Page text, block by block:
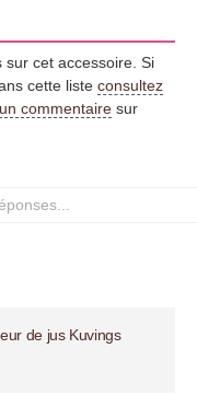
sur cet accessoire. Si
cette liste consultez
commentaire sur
de jus Kuvings